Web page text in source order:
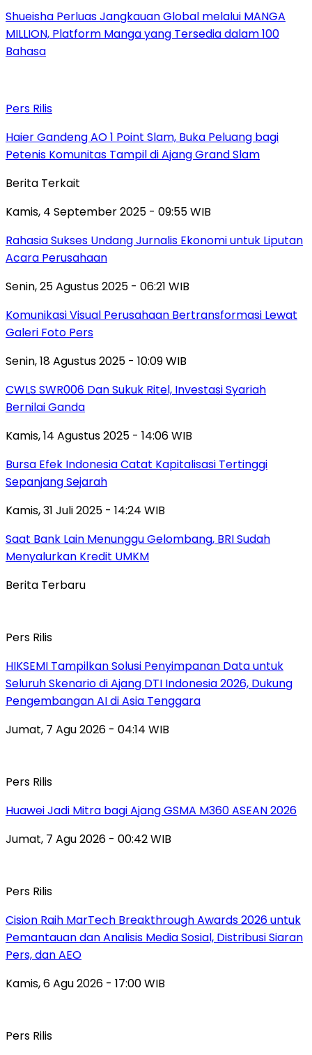
Shueisha Perluas Jangkauan Global melalui MANGA
MILLION, Platform Manga yang Tersedia dalam 100
Bahasa
Pers Rilis
Haier Gandeng AO 1 Point Slam, Buka Peluang bagi
Petenis Komunitas Tampil di Ajang Grand Slam
Berita Terkait
Kamis, 4 September 2025 - 09:55 WIB
Rahasia Sukses Undang Jurnalis Ekonomi untuk Liputan
Acara Perusahaan
Senin, 25 Agustus 2025 - 06:21 WIB
Komunikasi Visual Perusahaan Bertransformasi Lewat
Galeri Foto Pers
Senin, 18 Agustus 2025 - 10:09 WIB
CWLS SWR006 Dan Sukuk Ritel, Investasi Syariah
Bernilai Ganda
Kamis, 14 Agustus 2025 - 14:06 WIB
Bursa Efek Indonesia Catat Kapitalisasi Tertinggi
Sepanjang Sejarah
Kamis, 31 Juli 2025 - 14:24 WIB
Saat Bank Lain Menunggu Gelombang, BRI Sudah
Menyalurkan Kredit UMKM
Berita Terbaru
Pers Rilis
HIKSEMI Tampilkan Solusi Penyimpanan Data untuk
Seluruh Skenario di Ajang DTI Indonesia 2026, Dukung
Pengembangan AI di Asia Tenggara
Jumat, 7 Agu 2026 - 04:14 WIB
Pers Rilis
Huawei Jadi Mitra bagi Ajang GSMA M360 ASEAN 2026
Jumat, 7 Agu 2026 - 00:42 WIB
Pers Rilis
Cision Raih MarTech Breakthrough Awards 2026 untuk
Pemantauan dan Analisis Media Sosial, Distribusi Siaran
Pers, dan AEO
Kamis, 6 Agu 2026 - 17:00 WIB
Pers Rilis